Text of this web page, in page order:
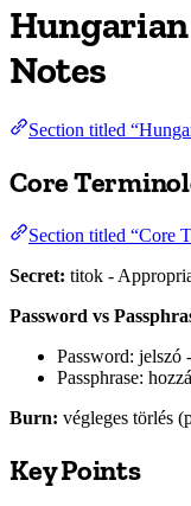
Notes
Section titled
Core
Section titled “Core
Secret: titok -
Password vs
Password: jelszó
Passphrase:
Burn: végleges törlés
Key Points